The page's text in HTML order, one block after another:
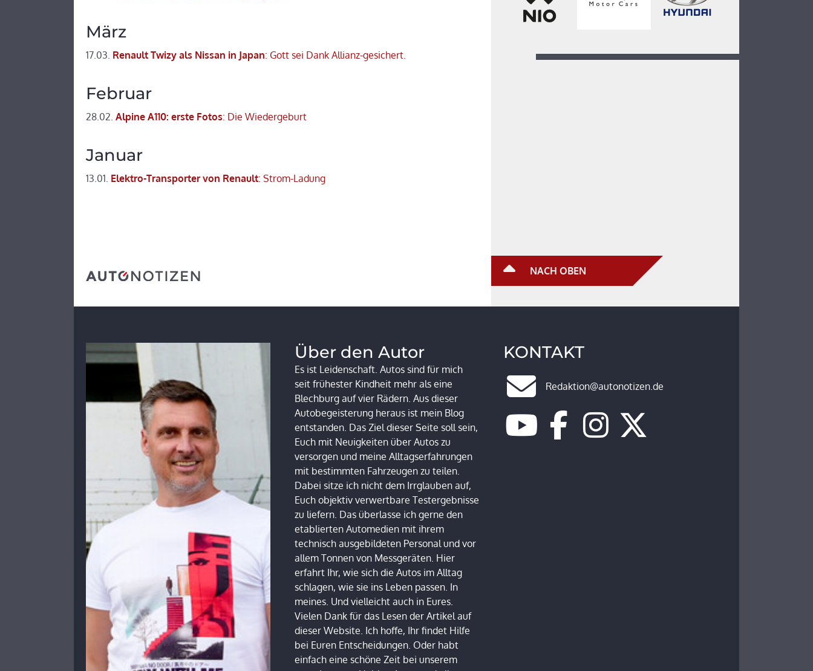
März
17.03. Renault Twizy als Nissan in Japan: Gott sei Dank Allianz-gesichert.
Februar
28.02. Alpine A110: erste Fotos: Die Wiedergeburt
Januar
13.01. Elektro-Transporter von Renault: Strom-Ladung
NACH OBEN
Über den Autor
Es ist Leidenschaft. Autos sind für mich
seit frühester Kindheit mehr als eine
Blechburg auf vier Rädern. Aus dieser
Autobegeisterung heraus ist mein Blog
entstanden. Das Ziel dieser Seite soll sein,
Euch mit Neuigkeiten über Autos zu
versorgen und meine Alltagserfahrungen
mit bestimmten Fahrzeugen zu teilen.
Dabei sitze ich nicht dem Irrglauben auf,
Euch objektiv verwertbare Testergebnisse
zu liefern. Das überlasse ich gerne den
etablierten Automedien mit ihrem
technisch ausgebildeten Personal und vor
allem Tonnen von Messgeräten. Hier
erfahrt Ihr, wie sich die Autos im Alltag
schlagen, wie sie ins Leben passen. In
meines. Und vielleicht auch in Eures.
Vielen Dank für das Lesen der Artikel auf
dieser Website. Ich hoffe, Ihr findet Hilfe
bei Euren Entscheidungen. Oder habt
einfach eine schöne Zeit bei unserem
KONTAKT
Redaktion@autonotizen.de